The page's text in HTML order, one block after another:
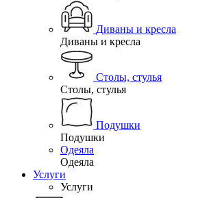
Диваны и кресла
Диваны и кресла
Столы, стулья
Столы, стулья
Подушки
Подушки
Одеяла
Одеяла
Услуги
Услуги